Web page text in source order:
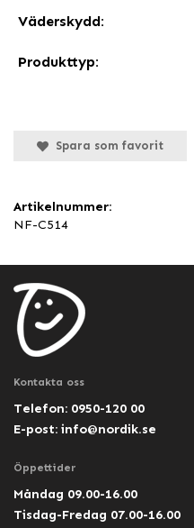
Väderskydd:
Produkttyp:
Spara som favorit
Artikelnummer:
NF-C514
Kontakta oss
Telefon: 0950-120 00
E-post: info@nordik.se
Öppettider
Måndag 09.00-16.00
Tisdag-Fredag 07.00-16.00